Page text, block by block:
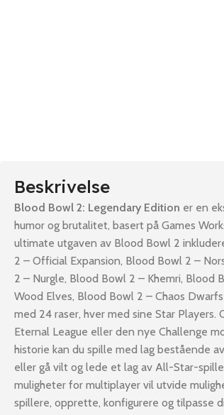
Beskrivelse
Blood Bowl 2: Legendary Edition er en
humor og brutalitet, basert på Games
ultimate utgaven av Blood Bowl 2
2 – Official Expansion, Blood Bowl 2 –
2 – Nurgle, Blood Bowl 2 – Khemri, Blood
Wood Elves, Blood Bowl 2 – Chaos
med 24 raser, hver med sine Star
Eternal League eller den nye Challenge
historie kan du spille med lag bestående
eller gå vilt og lede et lag av All-Star-
muligheter for multiplayer vil utvide
spillere, opprette, konfigurere og tilpasse